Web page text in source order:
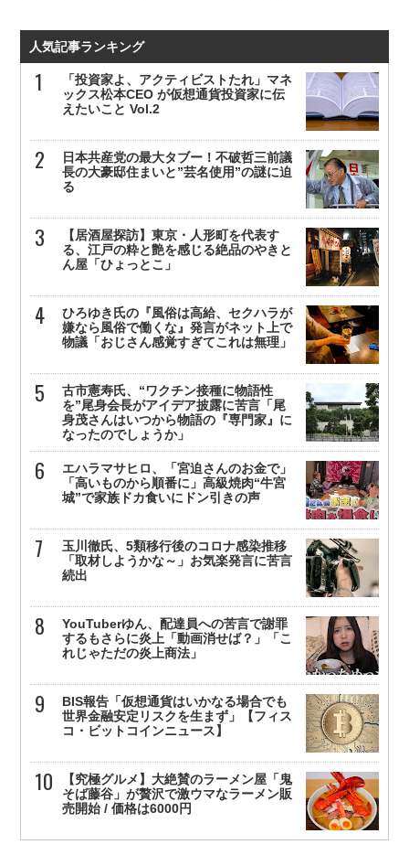
人気記事ランキング
「投資家よ、アクティビストたれ」マネ
ックス松本CEO が仮想通貨投資家に伝
えたいこと Vol.2
日本共産党の最大タブー！不破哲三前議
長の大豪邸住まいと”芸名使用”の謎に迫
る
【居酒屋探訪】東京・人形町を代表す
る、江戸の粋と艶を感じる絶品のやきと
ん屋「ひょっとこ」
ひろゆき氏の『風俗は高給、セクハラが
嫌なら風俗で働くな』発言がネット上で
物議「おじさん感覚すぎてこれは無理」
古市憲寿氏、“ワクチン接種に物語性
を”尾身会長がアイデア披露に苦言「尾
身茂さんはいつから物語の『専門家』に
なったのでしょうか」
エハラマサヒロ、「宮迫さんのお金で」
「高いものから順番に」高級焼肉“牛宮
城”で家族ドカ食いにドン引きの声
玉川徹氏、5類移行後のコロナ感染推移
「取材しようかな～」お気楽発言に苦言
続出
YouTuberゆん、配達員への苦言で謝罪
するもさらに炎上「動画消せば？」「こ
れじゃただの炎上商法」
BIS報告「仮想通貨はいかなる場合でも
世界金融安定リスクを生まず」【フィス
コ・ビットコインニュース】
【究極グルメ】大絶賛のラーメン屋「鬼
そば藤谷」が贅沢で激ウマなラーメン販
売開始 / 価格は6000円